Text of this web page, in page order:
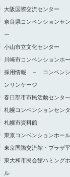
大阪国際交流センター
奈良県コンベンションセ
ー
小山市立文化センター
川崎市コンベンションホ
採用情報 － コンベンシ
ンリンケージ
春日部市市民活動センター
札幌コンベンションセン
札幌市資料館
東京コンベンションホール
東京国際交流館・プラザ
東大和市民会館ハミング
ル